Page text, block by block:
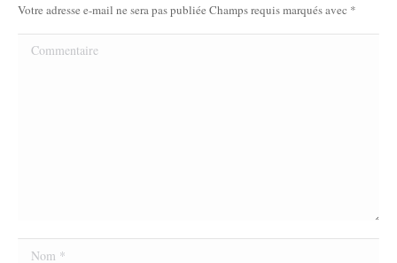
Votre adresse e-mail ne sera pas publiée Champs requis marqués avec *
Commentaire
Nom *